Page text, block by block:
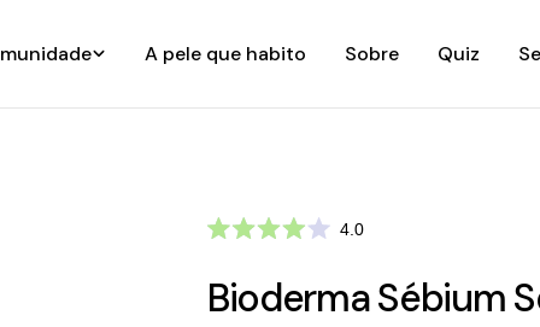
A pele que habito Sobre Quiz
4.0
de
5
4.0Clique
para
Bioderma Sébium